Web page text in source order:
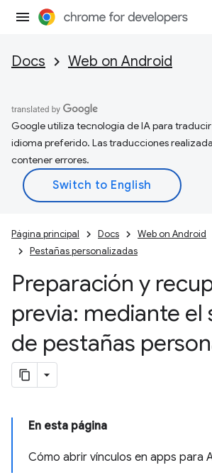
Docs Web on Android
Google utiliza tecnología de IA para
idioma preferido. Las traducciones
contener errores.
Página principal Docs
Web on Android
Pestañas personalizadas
Preparación y
previa: mediante el
de pestañas
En esta página
Cómo abrir vínculos en apps para